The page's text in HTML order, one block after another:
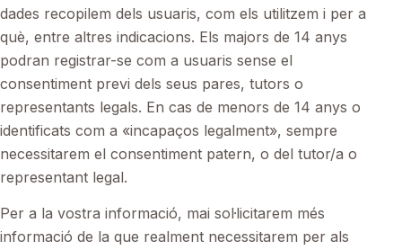
dades recopilem dels usuaris, com els utilitzem i per a
què, entre altres indicacions. Els majors de 14 anys
podran registrar-se com a usuaris sense el
consentiment previ dels seus pares, tutors o
representants legals. En cas de menors de 14 anys o
identificats com a «incapaços legalment», sempre
necessitarem el consentiment patern, o del tutor/a o
representant legal.
Per a la vostra informació, mai sol·licitarem més
informació de la que realment necessitarem per als